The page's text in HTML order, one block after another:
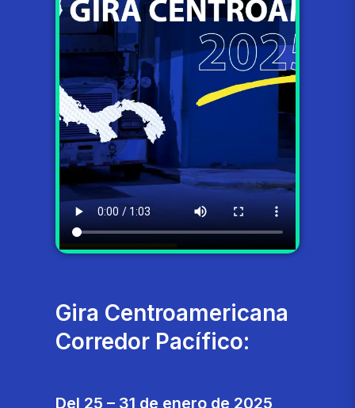
Gira Centroamericana
Corredor Pacífico:
Del 25 – 31 de enero de 2025